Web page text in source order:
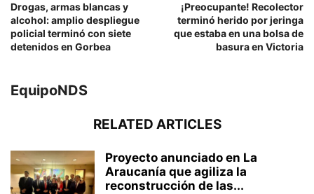
Drogas, armas blancas y
alcohol: amplio despliegue
policial terminó con siete
detenidos en Gorbea
¡Preocupante! Recolector
terminó herido por jeringa
que estaba en una bolsa de
basura en Victoria
EquipoNDS
RELATED ARTICLES
Proyecto anunciado en La
Araucanía que agiliza la
reconstrucción de las...